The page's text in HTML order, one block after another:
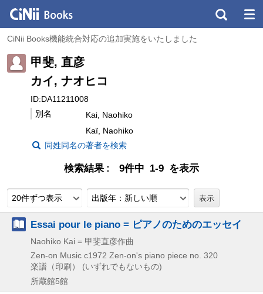
CiNii Books機能統合対応の追加実施をいたしました
甲斐, 直彦
カイ, ナオヒコ
ID:DA11211008
別名
Kai, Naohiko
Kaï, Naohiko
同姓同名の著者を検索
検索結果 9件中 1-9 を表示
20件ずつ表示 出版年：新しい順
Essai pour le piano = ピアノのためのエッセイ
Naohiko Kai = 甲斐直彦作曲
Zen-on Music c1972 Zen-on's piano piece no. 320
楽譜（印刷） (いずれでもないもの)
所蔵館5館